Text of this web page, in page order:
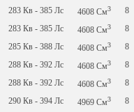
283 Кв - 385 Лс 4608 См3
8
283 Кв - 385 Лс 4608 См3
8
285 Кв - 388 Лс 4608 См3
8
288 Кв - 392 Лс 4608 См3
8
288 Кв - 392 Лс 4608 См3
8
290 Кв - 394 Лс 4969 См3
8